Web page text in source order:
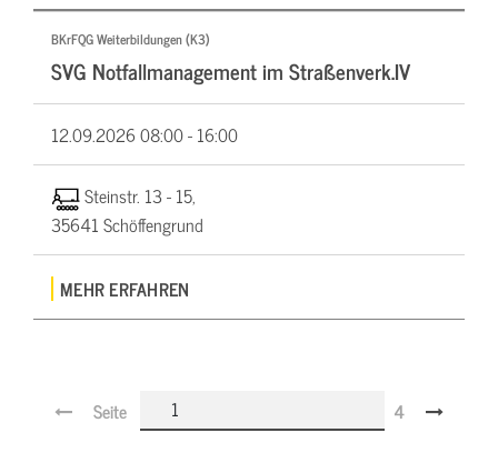
BKrFQG Weiterbildungen (K3)
SVG Notfallmanagement im Straßenverk.IV
12.09.202608:00 - 16:00
Steinstr. 13 - 15,
35641 Schöffengrund
MEHR ERFAHREN
Seite 4